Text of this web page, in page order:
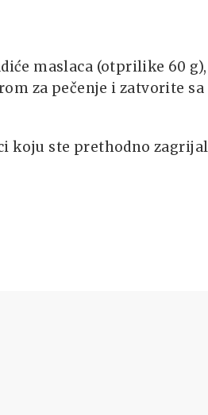
maslaca (otprilike 60 g),
za pečenje i zatvorite sa
koju ste prethodno